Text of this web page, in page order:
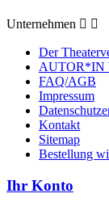
Unternehmen  
Der
AUTOR*IN
FAQ/AGB
Impressum
Kontakt
Sitemap
Bestellung
Ihr Konto